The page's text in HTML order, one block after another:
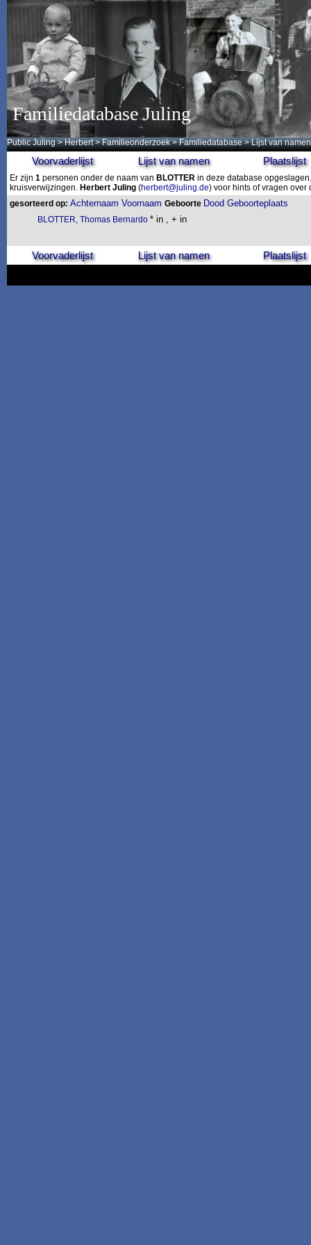
Familiedatabase Juling
Public Juling >Herbert >Familieonderzoek >Familiedatabase > Lijst van namen
Voorvaderlijst Lijst van namen Plaatslijst
Er zijn 1 personen onder de naam van BLOTTER in deze database
kruisverwijzingen. Herbert Juling (herbert@juling.de) voor hints of vragen
gesorteerd op: Achternaam Voornaam Geboorte Dood Geboorteplaats
BLOTTER, Thomas Bernardo * in , + in
Voorvaderlijst Lijst van namen Plaatslijst